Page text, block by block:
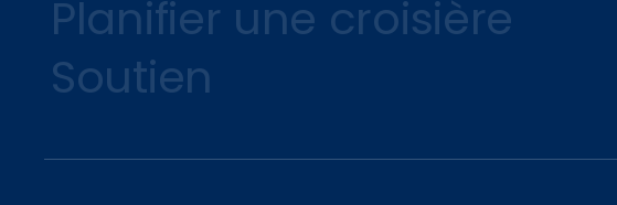
Planifier une croisière
Soutien